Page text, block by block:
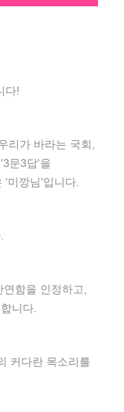
다!
리가 바라는 국회,
문3답'을
'미깡님'입니다.
함을 인정하고,
니다.
커다란 목소리를